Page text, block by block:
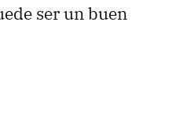
ser un buen